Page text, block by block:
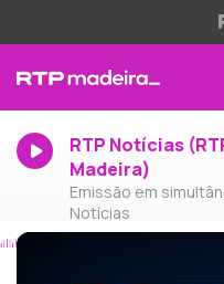
RTP Notícias
Madeira)
Emissão em
Notícias